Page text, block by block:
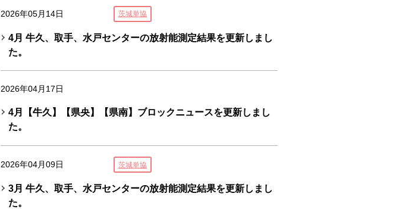
2026年05月14日 茨城単協
4月 牛久、取手、水戸センターの放射能測定結果を更新しまし
た。
2026年04月17日
4月【牛久】【県央】【県南】ブロックニュースを更新しまし
た。
2026年04月09日 茨城単協
3月 牛久、取手、水戸センターの放射能測定結果を更新しまし
た。